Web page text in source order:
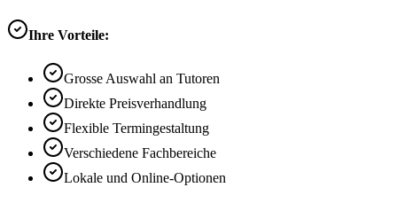
Ihre Vorteile:
Grosse Auswahl an Tutoren
Direkte Preisverhandlung
Flexible Termingestaltung
Verschiedene Fachbereiche
Lokale und Online-Optionen